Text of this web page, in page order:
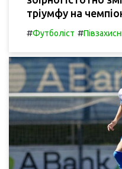
тріумфу на
#Футболіст #